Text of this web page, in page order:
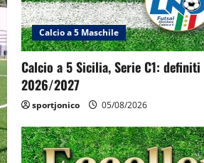
Calcio a 5 Maschile
Calcio a 5 Sicilia, Serie C1:
2026/2027
sportjonico 05/08/2026